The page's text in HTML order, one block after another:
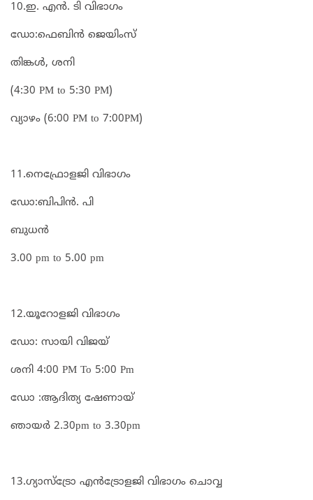
10.ഇ. എൻ. ടി വിഭാഗം
ഡോ:ഫെബിൻ ജെയിംസ്
തിങ്കൾ, ശനി
(4:30 PM to 5:30 PM)
വ്യാഴം (6:00 PM to 7:00PM)
11.നെഫ്രോളജി വിഭാഗം
ഡോ:ബിപിൻ. പി
ബുധൻ
3.00 pm to 5.00 pm
12.യൂറോളജി വിഭാഗം
ഡോ: സായി വിജയ്
ശനി 4:00 PM To 5:00 Pm
ഡോ :ആദിത്യ ഷേണായ്
ഞായർ 2.30pm to 3.30pm
13.ഗ്യാസ്ട്രോ എൻട്രോളജി വിഭാഗം ചൊവ്വ